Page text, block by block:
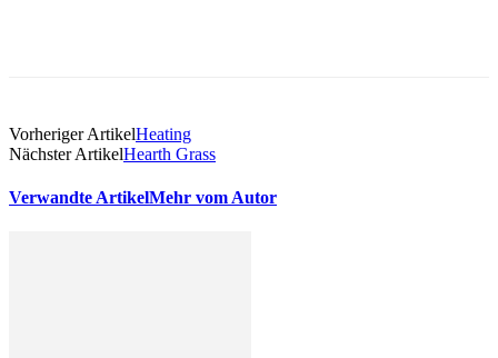
Vorheriger ArtikelHeating
Nächster ArtikelHearth Grass
Verwandte ArtikelMehr vom Autor